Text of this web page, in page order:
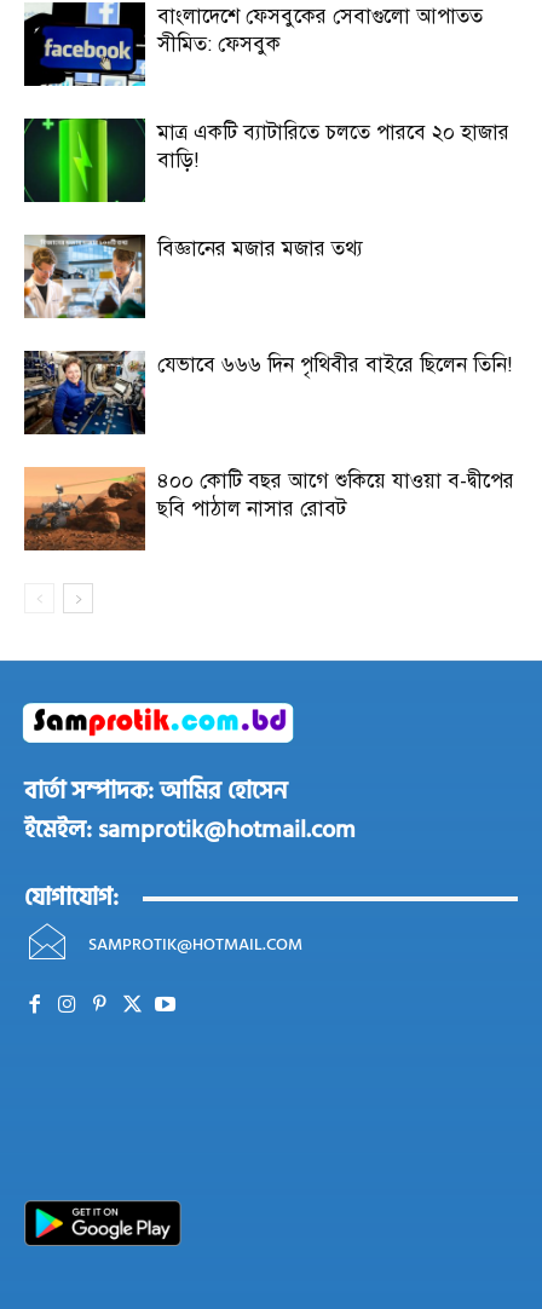
বাংলাদেশে ফেসবুকের সেবাগুলো আপাতত
সীমিত: ফেসবুক
মাত্র একটি ব্যাটারিতে চলতে পারবে ২০ হাজার
বাড়ি!
বিজ্ঞানের মজার মজার তথ্য
যেভাবে ৬৬৬ দিন পৃথিবীর বাইরে ছিলেন তিনি!
৪০০ কোটি বছর আগে শুকিয়ে যাওয়া ব-দ্বীপের
ছবি পাঠাল নাসার রোবট
বার্তা সম্পাদক: আমির হোসেন
ইমেইল: samprotik@hotmail.com
যোগাযোগ:
SAMPROTIK@HOTMAIL.COM